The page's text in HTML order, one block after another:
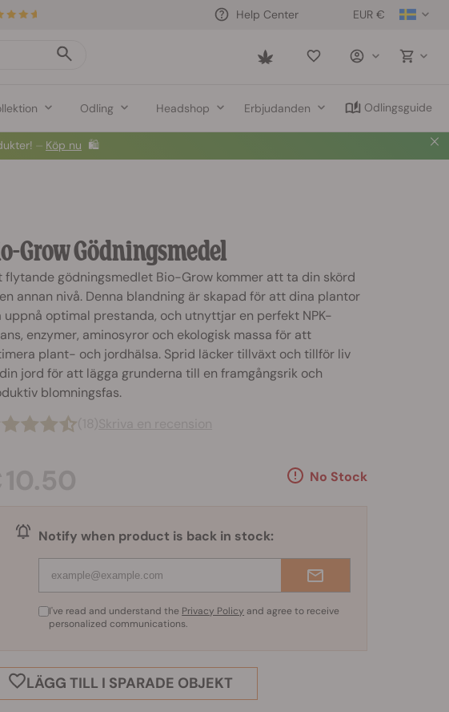
EUR €
Help Center
Saved
Odling Headshop Erbjudanden Odlingsguide
⏤ Köp nu 🛍️
Grow Gödningsmedel
flytande gödningsmedlet Bio-Grow kommer att ta din skörd
annan nivå. Denna blandning är skapad för att dina plantor
uppnå optimal prestanda, och utnyttjar en perfekt NPK-
enzymer, aminosyror och ekologisk massa för att
plant- och jordhälsa. Sprid läcker tillväxt och tillför liv
jord för att lägga grunderna till en framgångsrik och
blomningsfas.
No Stock
Notify when product is back in stock:
I've read and understand the Privacy Policy and agree to receive
personalized communications.
LÄGG TILL I SPARADE OBJEKT